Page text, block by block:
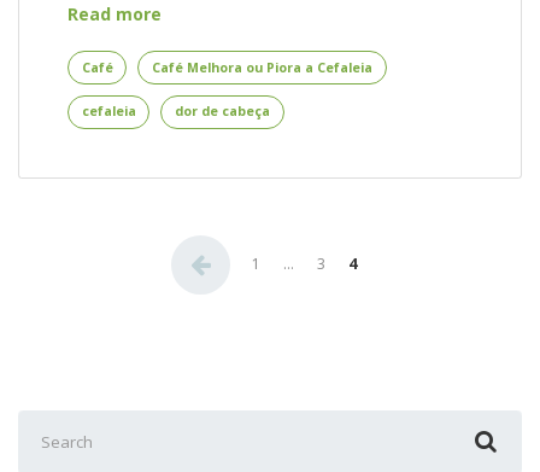
Read more
Contas,
o
Café
Cefaleia?
Café Café Melhora ou Piora a Cefaleia
cefaleia dor de cabeça
Paginação
1 … 3 4
for: